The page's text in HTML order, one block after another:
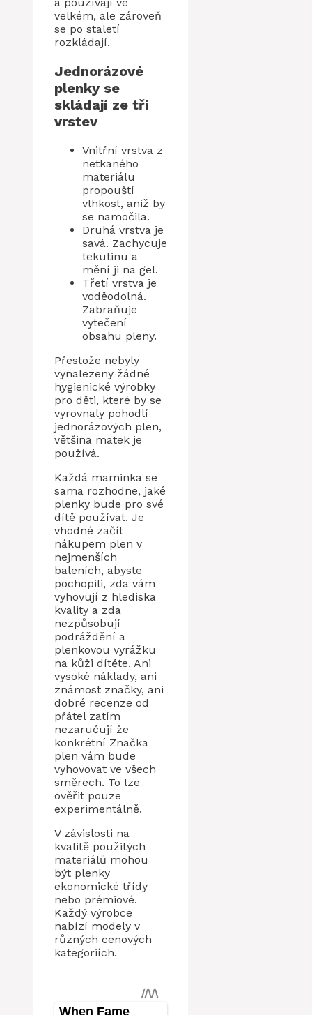
velkém, ale zároveň
se po staletí
rozkládají.
Jednorázové
plenky se
skládají ze tří
vrstev
Vnitřní vrstva z
netkaného
materiálu
propouští
vlhkost, aniž by
se namočila.
Druhá vrstva je
savá. Zachycuje
tekutinu a
mění ji na gel.
Třetí vrstva je
voděodolná.
Zabraňuje
vytečení
obsahu pleny.
Přestože nebyly
vynalezeny žádné
hygienické výrobky
pro děti, které by se
vyrovnaly pohodlí
jednorázových plen,
většina matek je
používá.
Každá maminka se
sama rozhodne, jaké
plenky bude pro své
dítě používat. Je
vhodné začít
nákupem plen v
nejmenších
baleních, abyste
pochopili, zda vám
vyhovují z hlediska
kvality a zda
nezpůsobují
podráždění a
plenkovou vyrážku
na kůži dítěte. Ani
vysoké náklady, ani
známost značky, ani
dobré recenze od
přátel zatím
nezaručují že
konkrétní Značka
plen vám bude
vyhovovat ve všech
směrech. To lze
ověřit pouze
experimentálně.
V závislosti na
kvalitě použitých
materiálů mohou
být plenky
ekonomické třídy
nebo prémiové.
Každý výrobce
nabízí modely v
různých cenových
kategoriích.